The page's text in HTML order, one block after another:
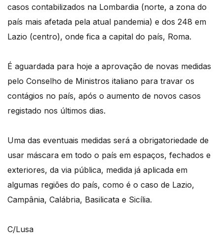
casos contabilizados na Lombardia (norte, a zona do
país mais afetada pela atual pandemia) e dos 248 em
Lazio (centro), onde fica a capital do país, Roma.
É aguardada para hoje a aprovação de novas medidas
pelo Conselho de Ministros italiano para travar os
contágios no país, após o aumento de novos casos
registado nos últimos dias.
Uma das eventuais medidas será a obrigatoriedade de
usar máscara em todo o país em espaços, fechados e
exteriores, da via pública, medida já aplicada em
algumas regiões do país, como é o caso de Lazio,
Campânia, Calábria, Basilicata e Sicília.
C/Lusa